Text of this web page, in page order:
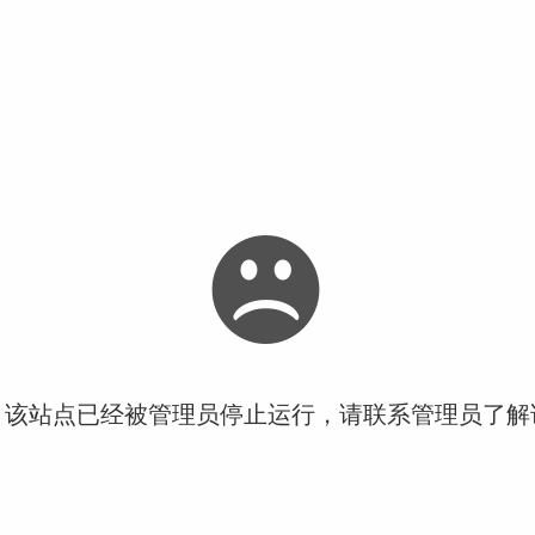
站点已经被管理员停止运行，请联系管理员了